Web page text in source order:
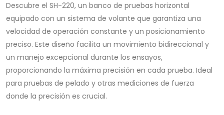
Descubre el SH-220, un banco de pruebas horizontal
equipado con un sistema de volante que garantiza una
velocidad de operación constante y un posicionamiento
preciso. Este diseño facilita un movimiento bidireccional y
un manejo excepcional durante los ensayos,
proporcionando la máxima precisión en cada prueba. Ideal
para pruebas de pelado y otras mediciones de fuerza
donde la precisión es crucial.